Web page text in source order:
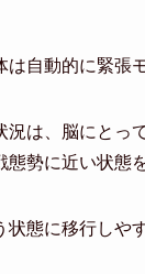
自動的に緊張
況は、脳にとっ
勢に近い状態
状態に移行しや